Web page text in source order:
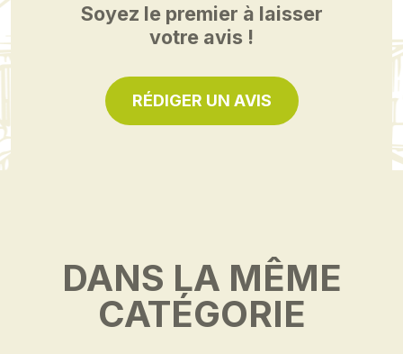
Soyez le premier à laisser
votre avis !
RÉDIGER UN AVIS
DANS LA MÊME
CATÉGORIE